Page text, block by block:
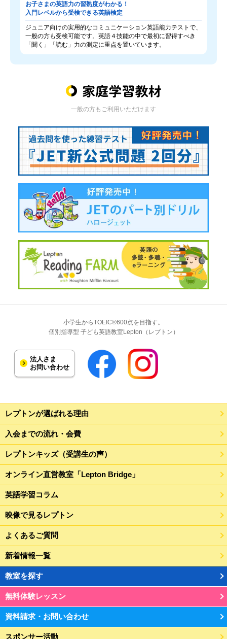
お子さまの英語力の習熟度がわかる！
入門レベルから受検できる英語検定
ジュニア向けの実用的なコミュニケーション英語能力テストで、
一般の方も受検可能です。英語４技能の中で最初に習得すべき
「聞く」「読む」力の測定に重点を置いています。
一般の方もご利用いただけます
小学生からTOEIC®600点を目指す。
個別指導型 子ども英語教室Lepton（レプトン）
法人さま
お問い合わせ
レプトンが選ばれる理由
入会までの流れ・会費
レプトンキッズ（受講生の声）
オンライン直営教室「Lepton Bridge」
英語学習コラム
映像で見るレプトン
よくあるご質問
新着情報一覧
教室を探す
無料体験レッスン
資料請求・お問い合わせ
スポンサー活動